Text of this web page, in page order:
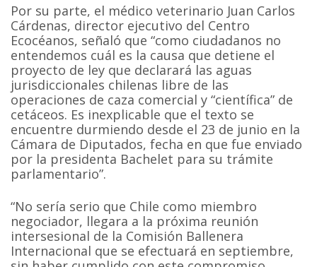
Por su parte, el médico veterinario Juan Carlos
Cárdenas, director ejecutivo del Centro
Ecocéanos, señaló que “como ciudadanos no
entendemos cuál es la causa que detiene el
proyecto de ley que declarará las aguas
jurisdiccionales chilenas libre de las
operaciones de caza comercial y “científica” de
cetáceos. Es inexplicable que el texto se
encuentre durmiendo desde el 23 de junio en la
Cámara de Diputados, fecha en que fue enviado
por la presidenta Bachelet para su trámite
parlamentario”.
“No sería serio que Chile como miembro
negociador, llegara a la próxima reunión
intersesional de la Comisión Ballenera
Internacional que se efectuará en septiembre,